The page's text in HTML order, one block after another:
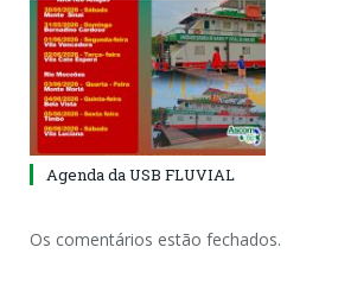
Agenda da USB FLUVIAL
Os comentários estão fechados.